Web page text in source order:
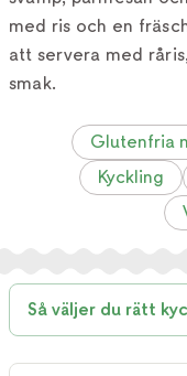
med ris och en
att servera med
smak.
Glutenfria
Kyckling
Så väljer du rätt